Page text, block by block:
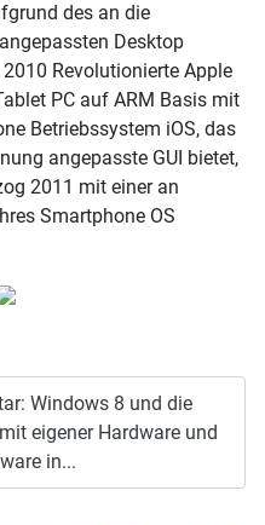
des an die
Desktop
Revolutionierte Apple
PC auf ARM Basis mit
Betriebssystem iOS, das
angepasste GUI bietet,
2011 mit einer an
Smartphone OS
Windows 8 und die
eigener Hardware und
in...